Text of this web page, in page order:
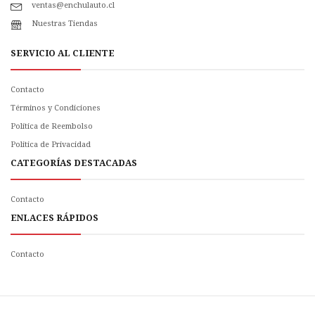
ventas@enchulauto.cl
Nuestras Tiendas
SERVICIO AL CLIENTE
Contacto
Términos y Condiciones
Política de Reembolso
Politica de Privacidad
CATEGORÍAS DESTACADAS
Contacto
ENLACES RÁPIDOS
Contacto